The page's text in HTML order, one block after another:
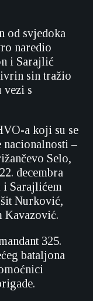
od svjedoka
naredio
i Sarajlić
sin tražio
vezi s
a koji su se
nacionalnosti –
Selo,
decembra
i Sarajlićem
Nurković,
Kavazović.
325.
bataljona